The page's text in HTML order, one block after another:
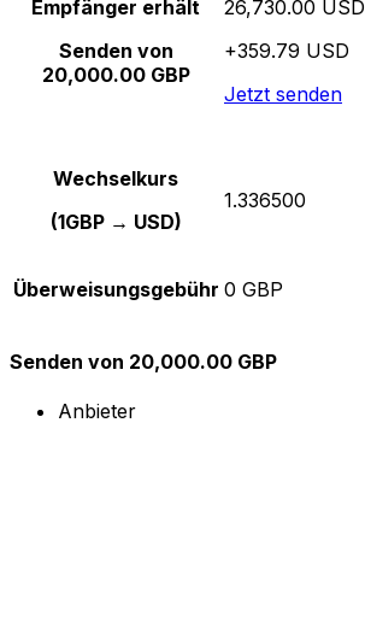
Empfänger erhält
Senden von
20,000.00 GBP
26,730.00 USD
+359.79 USD
Jetzt senden
Wechselkurs
(1GBP → USD)
1.336500
Überweisungsgebühr 0 GBP
Senden von 20,000.00 GBP
Anbieter